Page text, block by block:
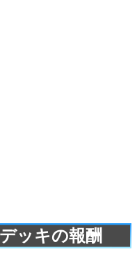
ッキの報酬